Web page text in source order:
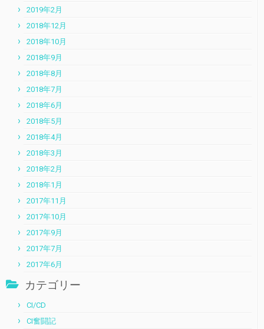
2019年2月
2018年12月
2018年10月
2018年9月
2018年8月
2018年7月
2018年6月
2018年5月
2018年4月
2018年3月
2018年2月
2018年1月
2017年11月
2017年10月
2017年9月
2017年7月
2017年6月
カテゴリー
CI/CD
CI奮闘記